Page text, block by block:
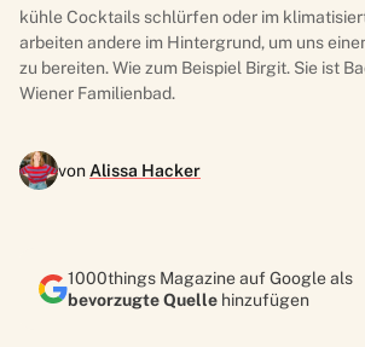
kühle Cocktails schlürfen oder im
arbeiten andere im Hintergrund, um uns
zu bereiten. Wie zum Beispiel Birgit. Sie ist
Wiener Familienbad.
von Alissa Hacker
1000things Magazine auf Google als
bevorzugte Quelle hinzufügen